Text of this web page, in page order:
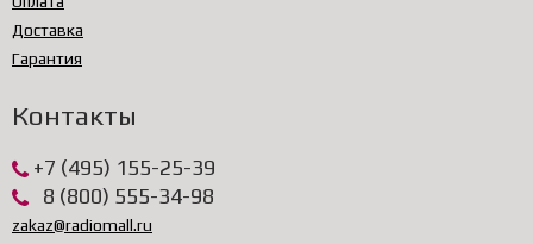
Доставка
Гарантия
Контакты
+7 (495) 155-25-39
8 (800) 555-34-98
zakaz@radiomall.ru